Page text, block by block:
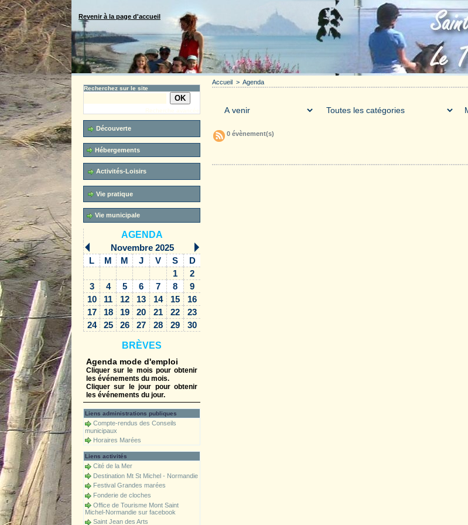
Revenir à la page d'accueil
Recherchez sur le site
Recherche avancée
Découverte
Hébergements
Activités-Loisirs
Vie pratique
Vie municipale
AGENDA
Novembre 2025
L
M M J V S
D
1
2
3
4 5 6 7 8
9
10
11 12 13 14 15
16
17
18 19 20 21 22
23
24
25 26 27 28 29 30
BRÈVES
Agenda mode d'emploi
Cliquer sur le mois pour obtenir
les événements du mois.
Cliquer sur le jour pour obtenir
les événements du jour.
Liens administrations publiques
Compte-rendus des Conseils
municipaux
Horaires Marées
Liens activités
Cité de la Mer
Destination Mt St Michel - Normandie
Festival Grandes marées
Fonderie de cloches
Office de Tourisme Mont Saint
Michel-Normandie sur facebook
Saint Jean des Arts
Accueil > Agenda
0 évènement(s)